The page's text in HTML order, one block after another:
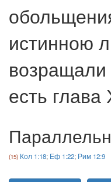
истинною
возращали
есть глава
Кол 1:18; Еф 1:22; Рим 12:9